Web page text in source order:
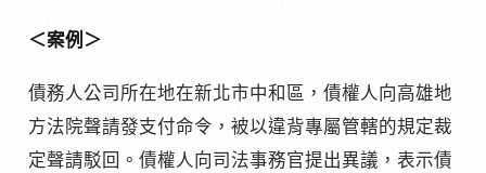
＜案例＞
債務人公司所在地在新北市中和區，債權人向高雄地
方法院聲請發支付命令，被以違背專屬管轄的規定裁
定聲請駁回。債權人向司法事務官提出異議，表示債